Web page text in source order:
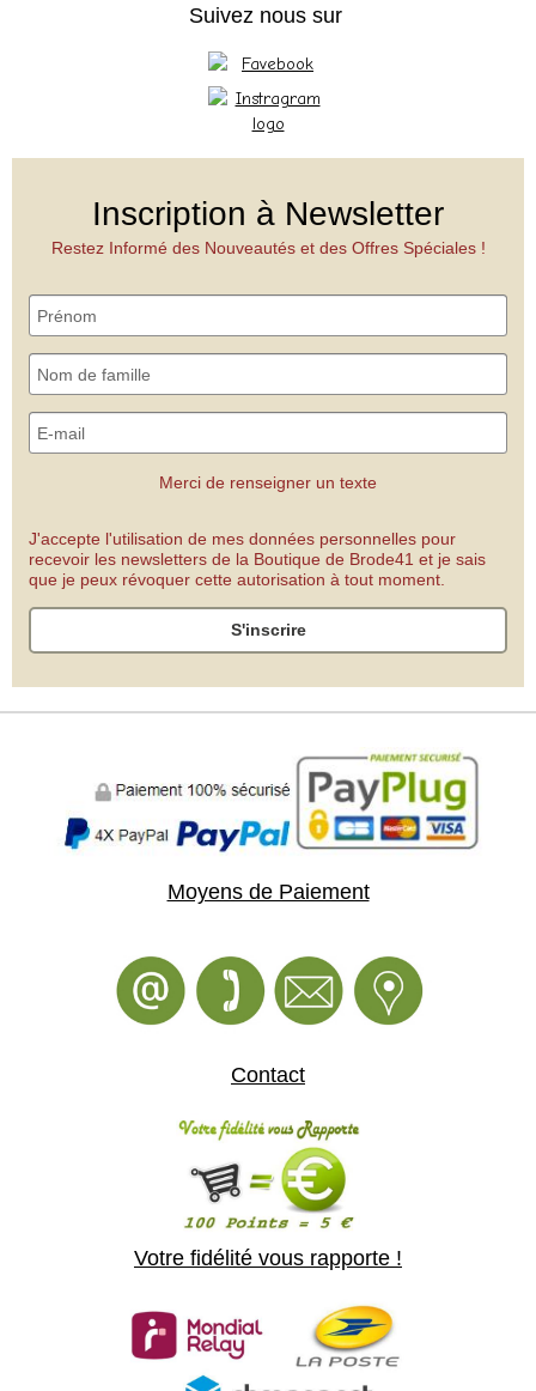
Suivez nous sur
Inscription à Newsletter
Restez Informé des Nouveautés et des Offres Spéciales !
Merci de renseigner un texte
J'accepte l'utilisation de mes données personnelles pour
recevoir les newsletters de la Boutique de Brode41 et je sais
que je peux révoquer cette autorisation à tout moment.
S'inscrire
Moyens de Paiement
Contact
Votre fidélité vous rapporte !